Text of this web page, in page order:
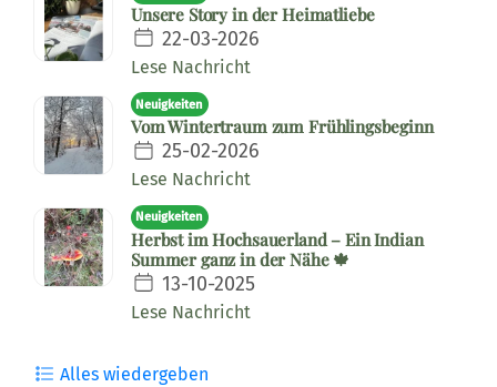
Unsere Story in der Heimatliebe
22-03-2026
Lese Nachricht
Neuigkeiten
Vom Wintertraum zum Frühlingsbeginn
25-02-2026
Lese Nachricht
Neuigkeiten
Herbst im Hochsauerland – Ein Indian
Summer ganz in der Nähe 🍁
13-10-2025
Lese Nachricht
Alles wiedergeben